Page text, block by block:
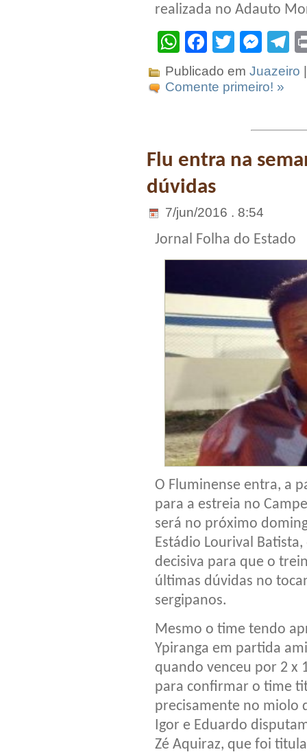
realizada no Adauto
WhatsApp
Facebook
Twitter
Publicado em Juazeiro
Comente primeiro! »
Flu entra na
dúvidas
7/jun/2016 . 8:54
Jornal Folha do Estado
O Fluminense entra, a
para a estreia no
será no próximo
Estádio Lourival
decisiva para que o
últimas dúvidas no
sergipanos.
Mesmo o time tendo
Ypiranga em partida
quando venceu por 2 x
para confirmar o time
precisamente no miolo
Igor e Eduardo
Zé Aquiraz, que foi